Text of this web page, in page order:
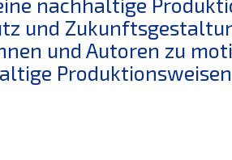
nachhaltige
und
und Autoren zu